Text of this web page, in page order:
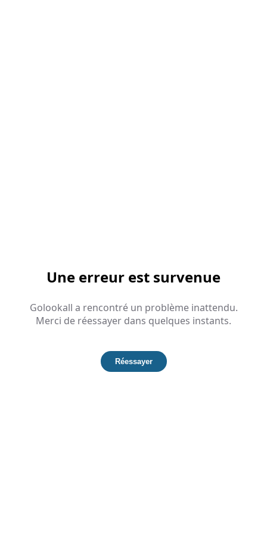
Une erreur est survenue
Golookall a rencontré un problème inattendu.
Merci de réessayer dans quelques instants.
Réessayer